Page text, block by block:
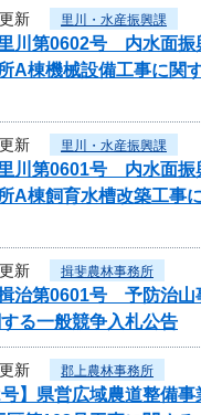
新 里川・水産振興課
里川第0602号 内水面振
棟機械設備工事に関
新 里川・水産振興課
里川第0601号 内水面振
棟飼育水槽改築工事
新 揖斐農林事務所
揖治第0601号 予防治
る一般競争入札公告
新 郡上農林事務所
号】県営広域農道整備